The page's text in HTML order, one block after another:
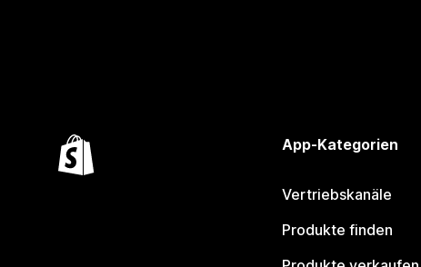
App-Kategorien
Vertriebskanäle
Produkte finden